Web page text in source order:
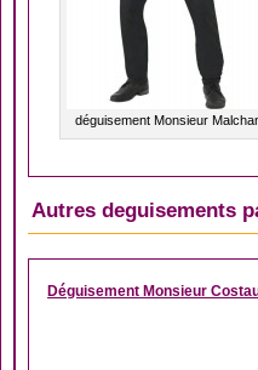
déguisement Monsieur
Autres deguisements
Déguisement Monsieur